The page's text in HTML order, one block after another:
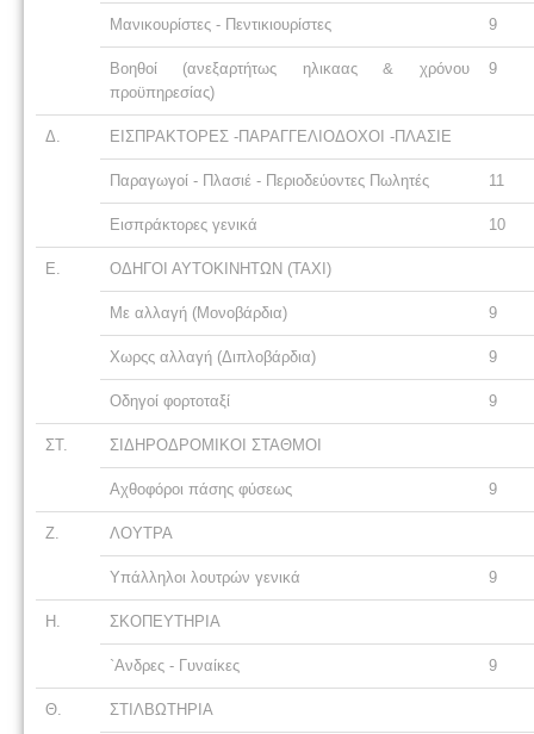
Μανικουρίστες - Πεντικιουρίστες 9
Βοηθοί (ανεξαρτήτως ηλικαας & χρόνου
προϋπηρεσίας)
9
Δ. ΕΙΣΠΡΑΚΤΟΡΕΣ -ΠΑΡΑΓΓΕΛΙΟΔΟΧΟΙ -ΠΛΑΣΙΕ
Παραγωγοί - Πλασιέ - Περιοδεύοντες Πωλητές 11
Εισπράκτορες γενικά 10
Ε. ΟΔΗΓΟΙ ΑΥΤΟΚΙΝΗΤΩΝ (ΤΑΧΙ)
Με αλλαγή (Μονοβάρδια) 9
Χωρςς αλλαγή (Διπλοβάρδια) 9
Οδηγοί φορτοταξί 9
ΣΤ. ΣΙΔΗΡΟΔΡΟΜΙΚΟΙ ΣΤΑΘΜΟΙ
Αχθοφόροι πάσης φύσεως 9
Ζ. ΛΟΥΤΡΑ
Υπάλληλοι λουτρών γενικά 9
Η. ΣΚΟΠΕΥΤΗΡΙΑ
`Ανδρες - Γυναίκες 9
Θ. ΣΤΙΛΒΩΤΗΡΙΑ